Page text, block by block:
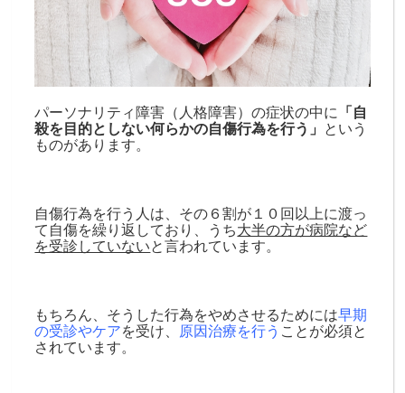
パーソナリティ障害（人格障害）の症状の中に
「自
殺を目的としない何らかの自傷行為を行う」 という
ものがあります。
自傷行為を行う人は、その６割が１０回以上に渡っ
て自傷を繰り返しており、うち大半の方が病院など
を受診していないと言われています。
もちろん、そうした行為をやめさせるためには早期
の受診やケアを受け、 原因治療を行う ことが必須と
されています。